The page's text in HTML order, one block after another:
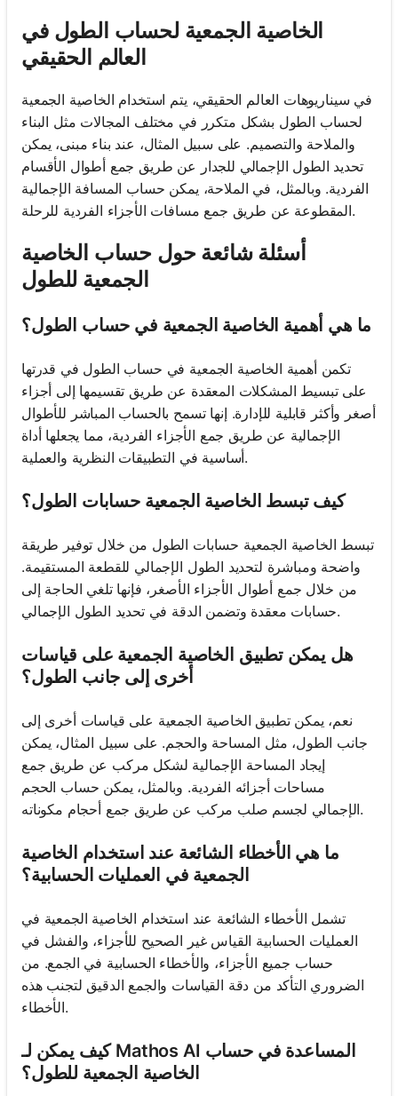
الخاصية الجمعية لحساب الطول في
العالم الحقيقي
في سيناريوهات العالم الحقيقي، يتم استخدام الخاصية الجمعية
لحساب الطول بشكل متكرر في مختلف المجالات مثل البناء
والملاحة والتصميم. على سبيل المثال، عند بناء مبنى، يمكن
تحديد الطول الإجمالي للجدار عن طريق جمع أطوال الأقسام
الفردية. وبالمثل، في الملاحة، يمكن حساب المسافة الإجمالية
المقطوعة عن طريق جمع مسافات الأجزاء الفردية للرحلة.
أسئلة شائعة حول حساب الخاصية
الجمعية للطول
ما هي أهمية الخاصية الجمعية في حساب الطول؟
تكمن أهمية الخاصية الجمعية في حساب الطول في قدرتها
على تبسيط المشكلات المعقدة عن طريق تقسيمها إلى أجزاء
أصغر وأكثر قابلية للإدارة. إنها تسمح بالحساب المباشر للأطوال
الإجمالية عن طريق جمع الأجزاء الفردية، مما يجعلها أداة
أساسية في التطبيقات النظرية والعملية.
كيف تبسط الخاصية الجمعية حسابات الطول؟
تبسط الخاصية الجمعية حسابات الطول من خلال توفير طريقة
واضحة ومباشرة لتحديد الطول الإجمالي للقطعة المستقيمة.
من خلال جمع أطوال الأجزاء الأصغر، فإنها تلغي الحاجة إلى
حسابات معقدة وتضمن الدقة في تحديد الطول الإجمالي.
هل يمكن تطبيق الخاصية الجمعية على قياسات
أخرى إلى جانب الطول؟
نعم، يمكن تطبيق الخاصية الجمعية على قياسات أخرى إلى
جانب الطول، مثل المساحة والحجم. على سبيل المثال، يمكن
إيجاد المساحة الإجمالية لشكل مركب عن طريق جمع
مساحات أجزائه الفردية. وبالمثل، يمكن حساب الحجم
الإجمالي لجسم صلب مركب عن طريق جمع أحجام مكوناته.
ما هي الأخطاء الشائعة عند استخدام الخاصية
الجمعية في العمليات الحسابية؟
تشمل الأخطاء الشائعة عند استخدام الخاصية الجمعية في
العمليات الحسابية القياس غير الصحيح للأجزاء، والفشل في
حساب جميع الأجزاء، والأخطاء الحسابية في الجمع. من
الضروري التأكد من دقة القياسات والجمع الدقيق لتجنب هذه
الأخطاء.
كيف يمكن لـ Mathos AI المساعدة في حساب
الخاصية الجمعية للطول؟